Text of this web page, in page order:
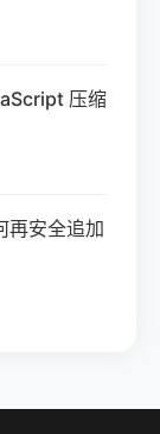
压缩
再安全追加